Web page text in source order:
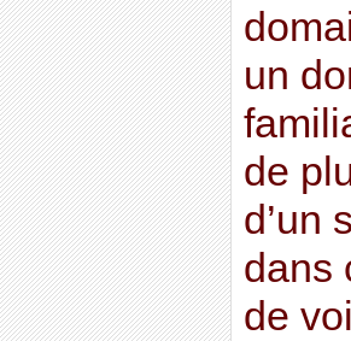
un
de
d’un
dans
de